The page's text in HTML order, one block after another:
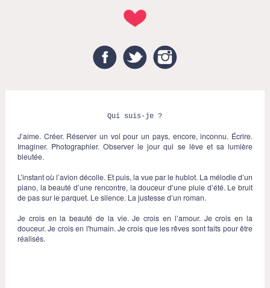
FacebookTwitter
Qui suis-je ?
J’aime. Créer. Réserver un vol pour un pays, encore, inconnu. Écrire.
Imaginer. Photographier. Observer le jour qui se lève et sa lumière
bleutée.
L’instant où l’avion décolle. Et puis, la vue par le hublot. La mélodie d’un
piano, la beauté d’une rencontre, la douceur d’une pluie d’été. Le bruit
de pas sur le parquet. Le silence. La justesse d’un roman.
Je crois en la beauté de la vie. Je crois en l’amour. Je crois en la
douceur. Je crois en l'humain. Je crois que les rêves sont faits pour être
réalisés.